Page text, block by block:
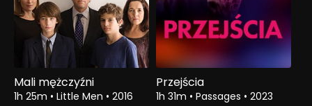
Mali mężczyźni
1h 25m • Little Men • 2016
Przejścia
1h 31m • Passages • 2023